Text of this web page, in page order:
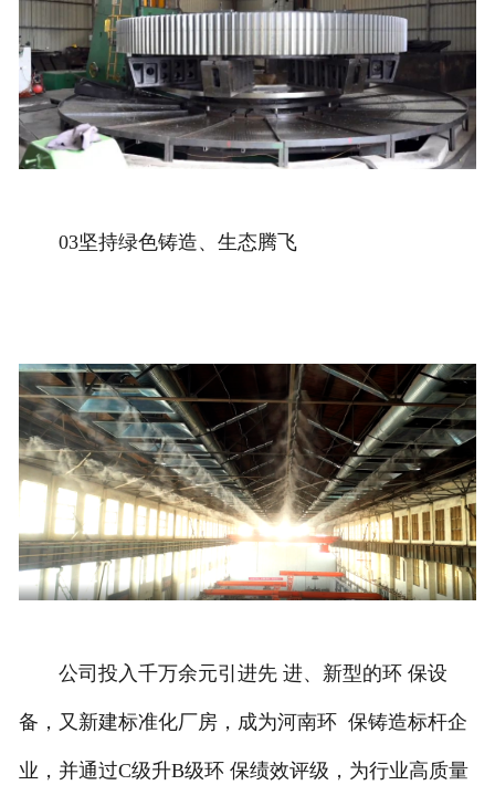
03坚持绿色铸造、生态腾飞
公司投入千万余元引进先 进、新型的环 保设
备，又新建标准化厂房，成为河南环 保铸造标杆企
业，并通过C级升B级环 保绩效评级，为行业高质量